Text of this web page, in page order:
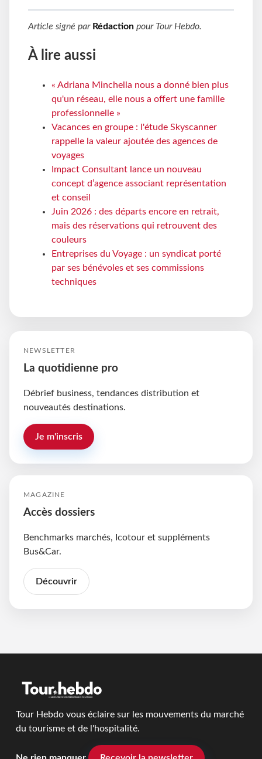
Article signé par Rédaction pour Tour Hebdo.
À lire aussi
« Adriana Minchella nous a donné bien plus
qu'un réseau, elle nous a offert une famille
professionnelle »
Vacances en groupe : l'étude Skyscanner
rappelle la valeur ajoutée des agences de
voyages
Impact Consultant lance un nouveau
concept d’agence associant représentation
et conseil
Juin 2026 : des départs encore en retrait,
mais des réservations qui retrouvent des
couleurs
Entreprises du Voyage : un syndicat porté
par ses bénévoles et ses commissions
techniques
NEWSLETTER
La quotidienne pro
Débrief business, tendances distribution et
nouveautés destinations.
Je m'inscris
MAGAZINE
Accès dossiers
Benchmarks marchés, Icotour et suppléments
Bus&Car.
Découvrir
Tour Hebdo vous éclaire sur les mouvements du marché
du tourisme et de l'hospitalité.